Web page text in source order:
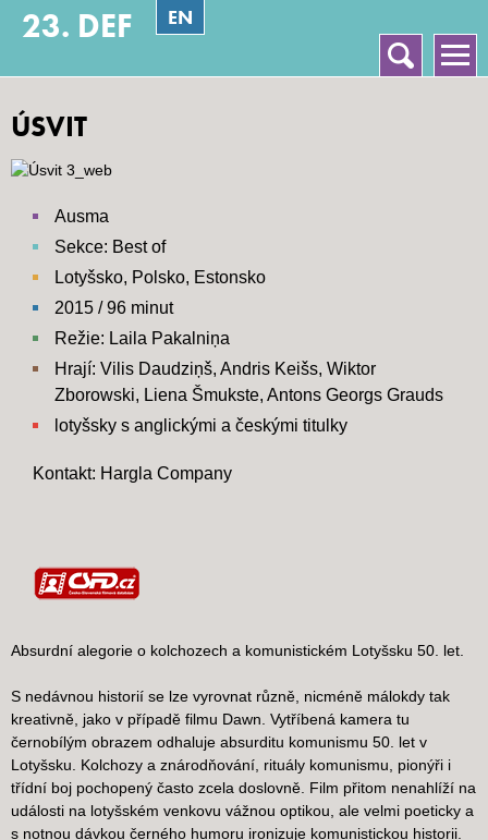
EN
23. DEF Hlavní menu
Vyhledávání
ÚSVIT
Ausma
Sekce: Best of
Lotyšsko, Polsko, Estonsko
2015 / 96 minut
Režie: Laila Pakalniņa
Hrají: Vilis Daudziņš, Andris Keišs, Wiktor
Zborowski, Liena Šmukste, Antons Georgs Grauds
lotyšsky s anglickými a českými titulky
Kontakt: Hargla Company
Absurdní alegorie o kolchozech a komunistickém Lotyšsku 50. let.
S nedávnou historií se lze vyrovnat různě, nicméně málokdy tak
kreativně, jako v případě filmu Dawn. Vytříbená kamera tu
černobílým obrazem odhaluje absurditu komunismu 50. let v
Lotyšsku. Kolchozy a znárodňování, rituály komunismu, pionýři i
třídní boj pochopený často zcela doslovně. Film přitom nenahlíží na
události na lotyšském venkovu vážnou optikou, ale velmi poeticky a
s notnou dávkou černého humoru ironizuje komunistickou historii.